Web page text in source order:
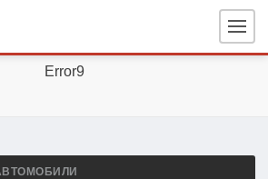
Error9